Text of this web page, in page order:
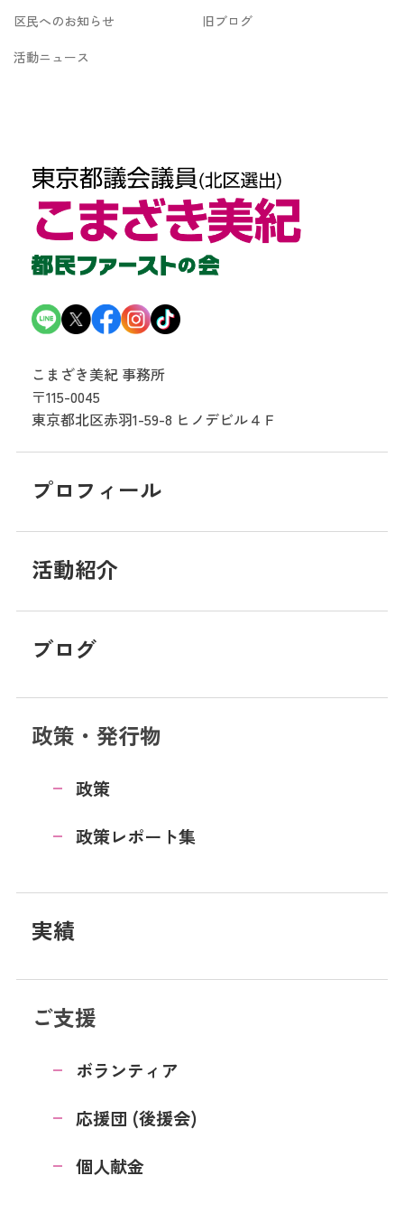
区民へのお知らせ
旧ブログ
活動ニュース
こまざき美紀 事務所
〒115-0045
東京都北区赤羽1-59-8 ヒノデビル４Ｆ
プロフィール
活動紹介
ブログ
政策・発行物
政策
政策レポート集
実績
ご支援
ボランティア
応援団 (後援会)
個人献金